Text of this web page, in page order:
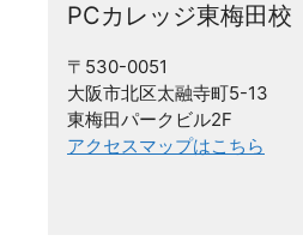
PCカレッジ東梅田校
〒530-0051
大阪市北区太融寺町5-13
東梅田パークビル2F
アクセスマップはこちら